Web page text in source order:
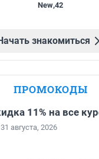
New,42
знакомиться
ПРОМОКОДЫ
11% на все
августа, 2026